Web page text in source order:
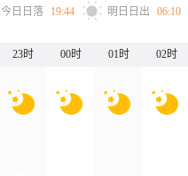
今日日落 19:44 明日日出 06:10
23时 00时 01时 02时